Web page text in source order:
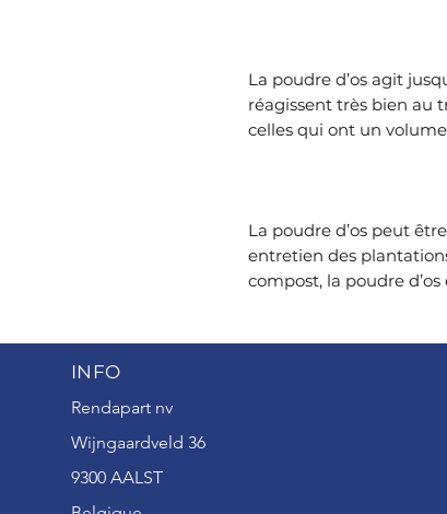
La poudre d’os agit
réagissent très bien au
celles qui ont un
La poudre d’os peut
entretien des
compost, la poudre
INFO
Rendapart nv
Wijngaardveld 36
9300 AALST